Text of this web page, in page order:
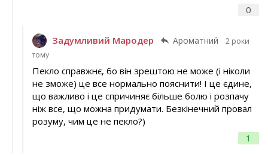
0
Задумливий Мародер Ароматний
2 роки
тому
1
Пекло справжнє, бо він зрештою не може (і ніколи
не зможе) це все нормально пояснити! І це єдине,
що важливо і це спричиняє більше болю і розпачу
ніж все, що можна придумати. Безкінечний провал
розуму, чим це не пекло?)